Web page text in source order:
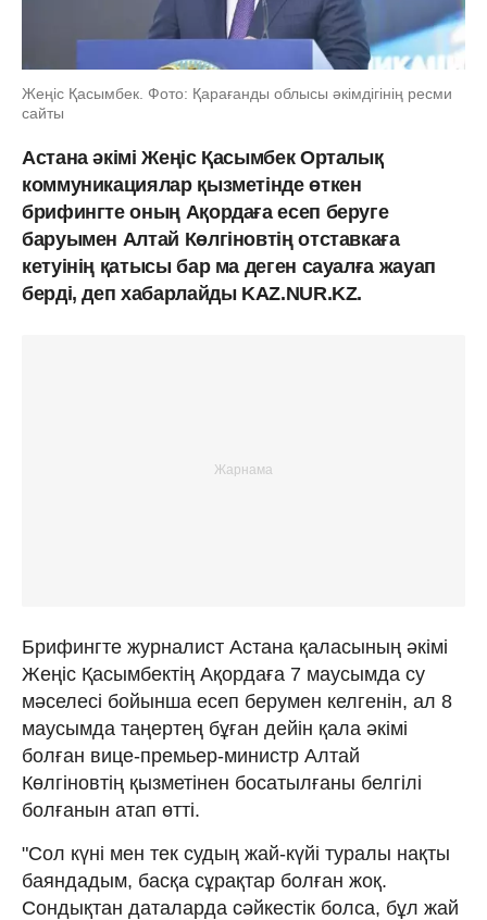
Жеңіс Қасымбек. Фото: Қарағанды облысы әкімдігінің ресми
сайты
Астана әкімі Жеңіс Қасымбек Орталық
коммуникациялар қызметінде өткен
брифингте оның Ақордаға есеп беруге
баруымен Алтай Көлгіновтің отставкаға
кетуінің қатысы бар ма деген сауалға жауап
берді, деп хабарлайды KAZ.NUR.KZ.
Брифингте журналист Астана қаласының әкімі
Жеңіс Қасымбектің Ақордаға 7 маусымда су
мәселесі бойынша есеп берумен келгенін, ал 8
маусымда таңертең бұған дейін қала әкімі
болған вице-премьер-министр Алтай
Көлгіновтің қызметінен босатылғаны белгілі
болғанын атап өтті.
"Сол күні мен тек судың жай-күйі туралы нақты
баяндадым, басқа сұрақтар болған жоқ.
Сондықтан даталарда сәйкестік болса, бұл жай